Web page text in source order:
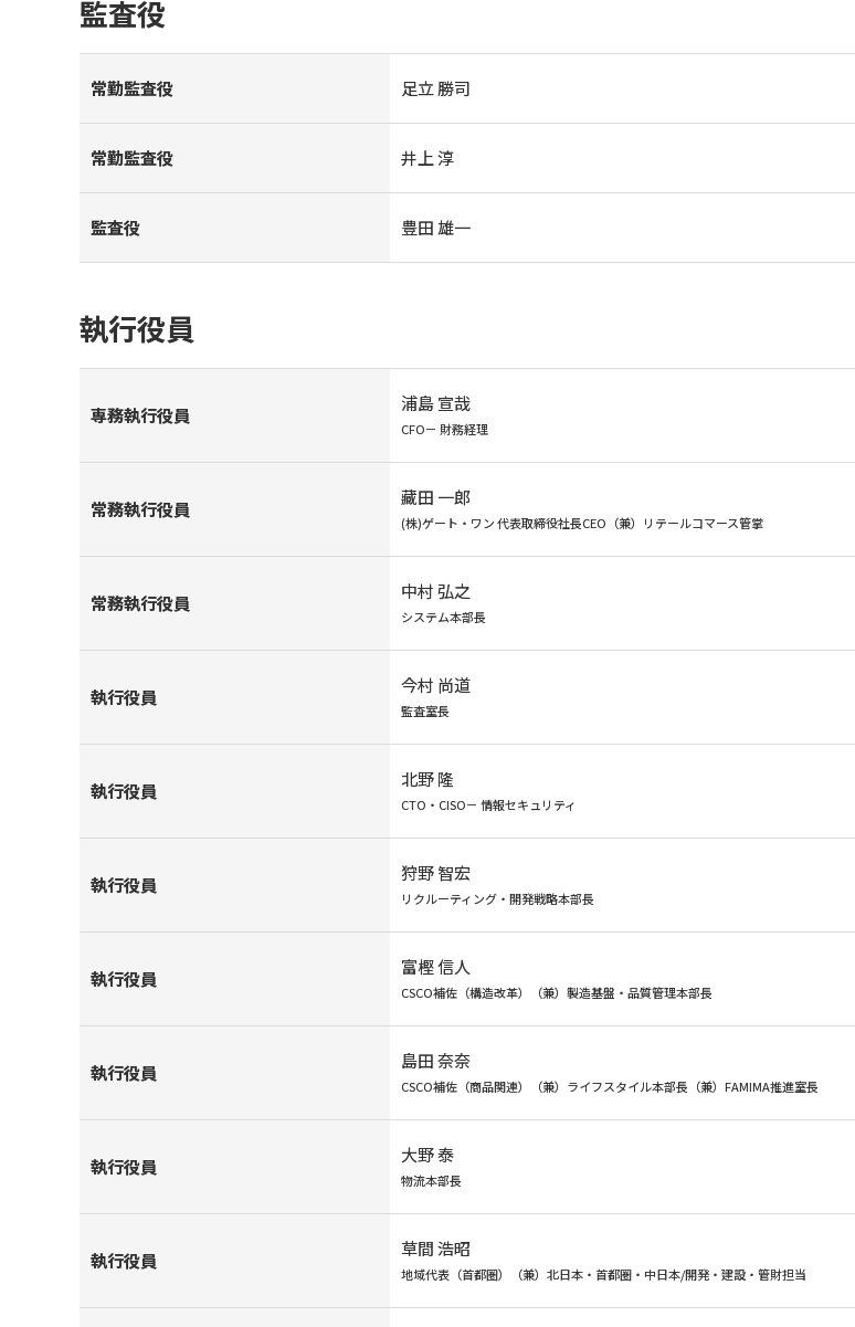
監査役
常勤監査役 足立 勝司
常勤監査役 井上 淳
監査役 豊田 雄一
執行役員
専務執行役員
浦島 宣哉
CFO－ 財務経理
常務執行役員
藏田 一郎
(株)ゲート・ワン 代表取締役社長CEO（兼）リテールコマース管掌
常務執行役員
中村 弘之
システム本部長
執行役員
今村 尚道
監査室長
執行役員
北野 隆
CTO・CISO－ 情報セキュリティ
執行役員
狩野 智宏
リクルーティング・開発戦略本部長
執行役員
富樫 信人
CSCO補佐（構造改革）（兼）製造基盤・品質管理本部長
執行役員
島田 奈奈
CSCO補佐（商品関連）（兼）ライフスタイル本部長（兼）FAMIMA推進室長
執行役員
大野 泰
物流本部長
執行役員
草間 浩昭
地域代表（首都圏）（兼）北日本・首都圏・中日本/開発・建設・管財担当